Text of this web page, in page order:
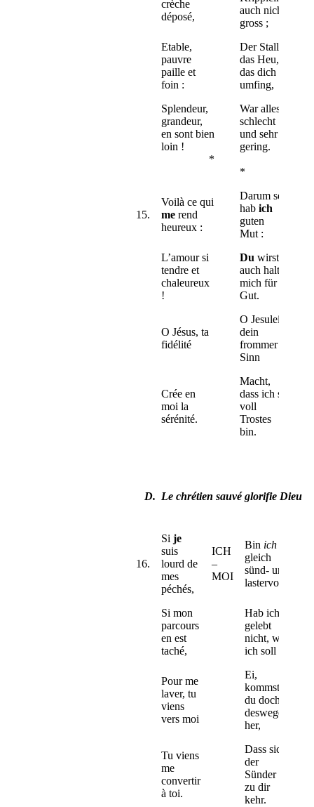
crèche
déposé,
auch nicht
gross ;
Etable,
pauvre
paille et
foin :
Der Stall,
das Heu,
das dich
umfing,
Splendeur,
grandeur,
en sont bien
loin !
*
War alles
schlecht
und sehr
gering.
*
15.
Voilà ce qui
me rend
heureux :
Darum so
habich
guten
Mut :
L’amour si
tendre et
chaleureux
!
Duwirst
auch halten
mich für
Gut.
O Jésus, ta
fidélité
O Jesulein,
dein
frommer
Sinn
Crée en
moi la
sérénité.
Macht,
dass ich so
voll
Trostes
bin.
D. Le chrétien sauvé glorifie Dieu
16.
Sije
suis
lourd de
mes
péchés,
ICH
–
MOI
Bin ich
gleich
sünd- und
lastervoll,
Si mon
parcours
en est
taché,
Hab ich
gelebt
nicht, wie
ich soll
Pour me
laver, tu
viens
vers moi
Ei,
kommst
du doch
deswegen
her,
Tu viens
me
convertir
à toi.
Dass sich
der
Sünder
zu dir
kehr.